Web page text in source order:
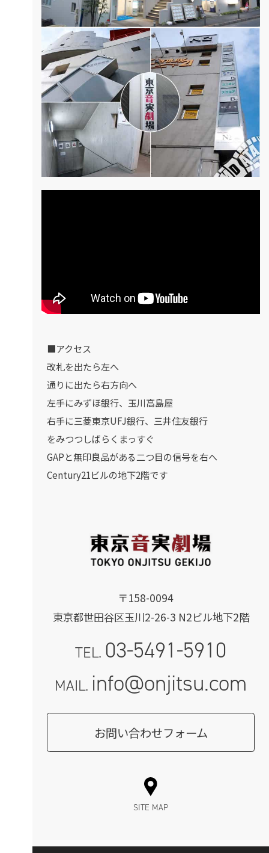
〒158-0094
東京都世田谷区玉川2-26-3 N2ビル地下2階
TEL. 03-5491-5910
MAIL. info@onjitsu.com
お問い合わせフォーム
■アクセス
改札を出たら左へ
通りに出たら右方向へ
左手にみずほ銀行、玉川高島屋
右手に三菱東京UFJ銀行、三井住友銀行
をみつつしばらくまっすぐ
GAPと無印良品がある二つ目の信号を右へ
Century21ビルの地下2階です
SITE MAP